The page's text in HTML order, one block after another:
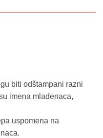
biti odštampani razni
imena mladenaca,
uspomena na